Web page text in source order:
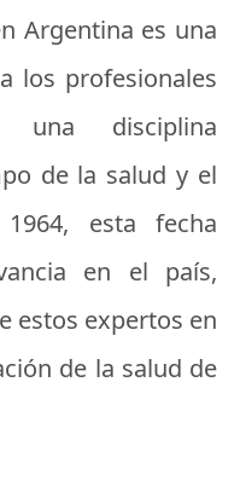
Argentina es una
los profesionales
una disciplina
de la salud y el
esta fecha
en el país,
estos expertos en
de la salud de